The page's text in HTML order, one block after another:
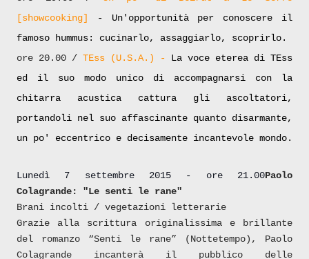
[showcooking]
- Un'opportunità per conoscere il
famoso hummus: cucinarlo, assaggiarlo, scoprirlo.
ore 20.00 / TEss (U.S.A.) -
La voce eterea di TEss
ed il suo modo unico di accompagnarsi con la
chitarra acustica cattura gli ascoltatori,
portandoli nel suo affascinante quanto disarmante,
un po' eccentrico e decisamente incantevole mondo.
Lunedì 7 settembre 2015 - ore 21.00Paolo
Colagrande: "Le senti le rane"
Brani incolti / vegetazioni letterarie
Grazie alla scrittura originalissima e brillante
del romanzo “Senti le rane” (Nottetempo), Paolo
Colagrande incanterà il pubblico delle